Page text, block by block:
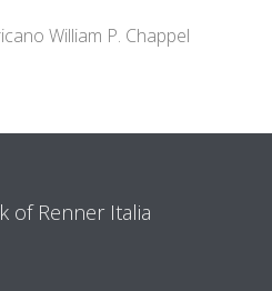
William P. Chappel
of Renner Italia